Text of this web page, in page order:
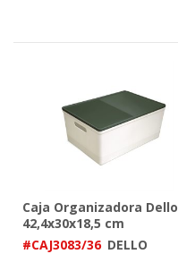
Caja Organizadora Dello
42,4x30x18,5 cm
Nude/Verde
#CAJ3083/36 DELLO